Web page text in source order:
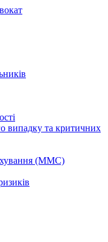
випадку та критичних
(ММС)